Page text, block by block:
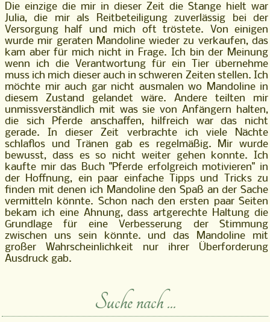
Die einzige die mir in dieser Zeit die Stange hielt war
Julia, die mir als Reitbeteiligung zuverlässig bei der
Versorgung half und mich oft tröstete. Von einigen
wurde mir geraten Mandoline wieder zu verkaufen, das
kam aber für mich nicht in Frage. Ich bin der Meinung
wenn ich die Verantwortung für ein Tier übernehme
muss ich mich dieser auch in schweren Zeiten stellen. Ich
möchte mir auch gar nicht ausmalen wo Mandoline in
diesem Zustand gelandet wäre. Andere teilten mir
unmissverständlich mit was sie von Anfängern halten,
die sich Pferde anschaffen, hilfreich war das nicht
gerade. In dieser Zeit verbrachte ich viele Nächte
schlaflos und Tränen gab es regelmäßig. Mir wurde
bewusst, dass es so nicht weiter gehen konnte. Ich
kaufte mir das Buch "Pferde erfolgreich motivieren" in
der Hoffnung, ein paar einfache Tipps und Tricks zu
finden mit denen ich Mandoline den Spaß an der Sache
vermitteln könnte. Schon nach den ersten paar Seiten
bekam ich eine Ahnung, dass artgerechte Haltung die
Grundlage für eine Verbesserung der Stimmung
zwischen uns sein könnte. und das Mandoline mit
großer Wahrscheinlichkeit nur ihrer Überforderung
Ausdruck gab.
Suche nach ...